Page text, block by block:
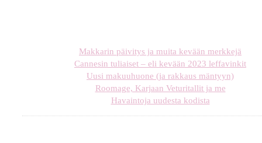
Makkarin päivitys ja muita kevään merkkejä
Cannesin tuliaiset – eli kevään 2023 leffavinkit
Uusi makuuhuone (ja rakkaus mäntyyn)
Roomage, Karjaan Veturitallit ja me
Havaintoja uudesta kodista